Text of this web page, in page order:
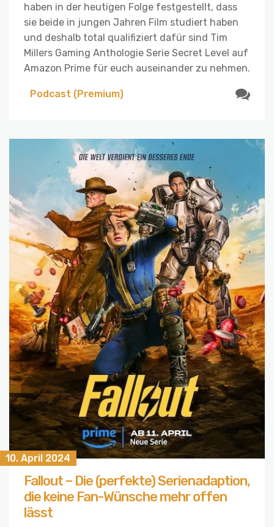
haben in der heutigen Folge festgestellt, dass
sie beide in jungen Jahren Film studiert haben
und deshalb total qualifiziert dafür sind Tim
Millers Gaming Anthologie Serie Secret Level auf
Amazon Prime für euch auseinander zu nehmen.
Podcast (Premium)
10. April 2024
Fallout – Die (perfekte) Serienadaption,
die keine Fan-Wünsche mehr offen
lässt